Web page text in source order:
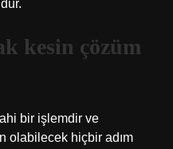
kesin çözüm
bir işlemdir ve
olabilecek hiçbir adım